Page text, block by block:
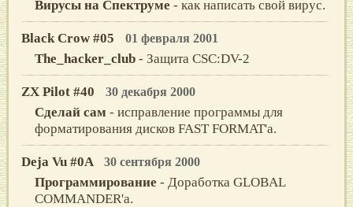
Bиpусы нa Спектpуме - как написать свой вирус.
Black Crow #05 01 февраля 2001
The_hacker_club - Защита CSC:DV-2
ZX Pilot #40 30 декабря 2000
Сделай сам - исправление программы для
форматирования дисков FAST FORMAT'а.
Deja Vu #0A 30 сентября 2000
Программирование - Доработка GLOBAL
COMMANDER'а.